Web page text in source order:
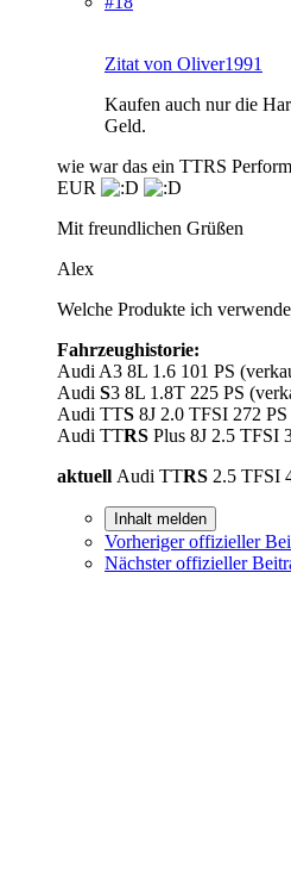
Zitat von Oliver1991
Kaufen auch nur die
Geld.
wie war das ein TTRS
EUR
Mit freundlichen Grüßen
Alex
Welche Produkte ich
Fahrzeughistorie:
Audi A3 8L 1.6 101 PS
Audi S3 8L 1.8T 225 PS
Audi TTS 8J 2.0 TFSI 272
Audi TTRS Plus 8J 2.5 TFSI
aktuell Audi TTRS 2.5 TFSI
Inhalt melden
Vorheriger offizieller
Nächster offizieller